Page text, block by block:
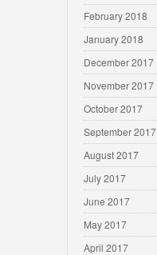
February 2018
January 2018
December 2017
November 2017
October 2017
September 2017
August 2017
July 2017
June 2017
May 2017
April 2017